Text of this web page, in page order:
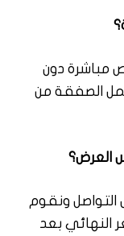
مباشرة دون
الصفقة من
العرض؟
ونقوم
النهائي بعد